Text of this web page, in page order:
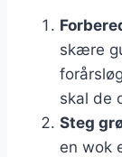
skære
skal de
Steg
en wok